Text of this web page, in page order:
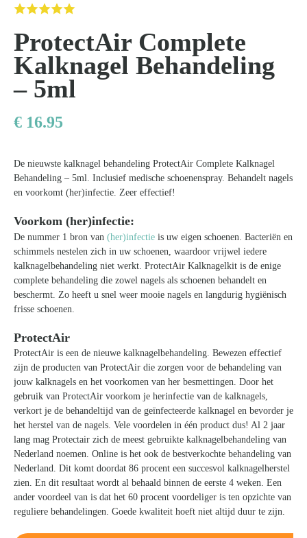
ProtectAir Complete
Kalknagel Behandeling
– 5ml
€ 16.95
De nieuwste kalknagel behandeling ProtectAir Complete Kalknagel
Behandeling – 5ml. Inclusief medische schoenenspray. Behandelt nagels
en voorkomt (her)infectie. Zeer effectief!
Voorkom (her)infectie:
De nummer 1 bron van (her)infectie is uw eigen schoenen. Bacteriën en
schimmels nestelen zich in uw schoenen, waardoor vrijwel iedere
kalknagelbehandeling niet werkt. ProtectAir Kalknagelkit is de enige
complete behandeling die zowel nagels als schoenen behandelt en
beschermt. Zo heeft u snel weer mooie nagels en langdurig hygiënisch
frisse schoenen.
ProtectAir
ProtectAir is een de nieuwe kalknagelbehandeling. Bewezen effectief
zijn de producten van ProtectAir die zorgen voor de behandeling van
jouw kalknagels en het voorkomen van her besmettingen. Door het
gebruik van ProtectAir voorkom je herinfectie van de kalknagels,
verkort je de behandeltijd van de geïnfecteerde kalknagel en bevorder je
het herstel van de nagels. Vele voordelen in één product dus! Al 2 jaar
lang mag Protectair zich de meest gebruikte kalknagelbehandeling van
Nederland noemen. Online is het ook de bestverkochte behandeling van
Nederland. Dit komt doordat 86 procent een succesvol kalknagelherstel
zien. En dit resultaat wordt al behaald binnen de eerste 4 weken. Een
ander voordeel van is dat het 60 procent voordeliger is ten opzichte van
reguliere behandelingen. Goede kwaliteit hoeft niet altijd duur te zijn.